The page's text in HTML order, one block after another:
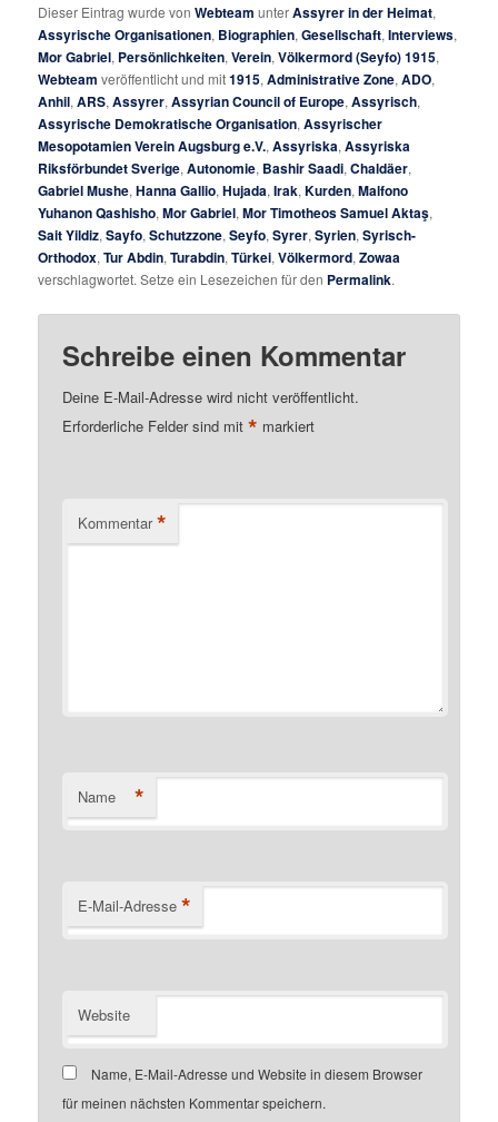
Dieser Eintrag wurde vonWebteam unterAssyrer in der Heimat,
Assyrische Organisationen, Biographien,Gesellschaft,Interviews,
Mor Gabriel, Persönlichkeiten,Verein,Völkermord (Seyfo) 1915,
Webteam veröffentlicht und mit1915,Administrative Zone,ADO,
Anhil,ARS,Assyrer,Assyrian Council of Europe,Assyrisch,
Assyrische Demokratische Organisation,Assyrischer
Mesopotamien Verein Augsburg e.V.,Assyriska,Assyriska
Riksförbundet Sverige,Autonomie, Bashir Saadi,Chaldäer,
Gabriel Mushe,Hanna Gallio,Hujada,Irak,Kurden,Malfono
Yuhanon Qashisho,Mor Gabriel,Mor Timotheos Samuel Aktaş,
Sait Yildiz,Sayfo,Schutzzone,Seyfo,Syrer,Syrien,Syrisch-
Orthodox,Tur Abdin,Turabdin,Türkei,Völkermord,Zowaa
verschlagwortet. Setze ein Lesezeichen für den Permalink.
Schreibe einen Kommentar
Deine E-Mail-Adresse wird nicht veröffentlicht.
Erforderliche Felder sind mit* markiert
Kommentar *
Name *
E-Mail-Adresse *
Website
Name, E-Mail-Adresse und Website in diesem Browser
für meinen nächsten Kommentar speichern.